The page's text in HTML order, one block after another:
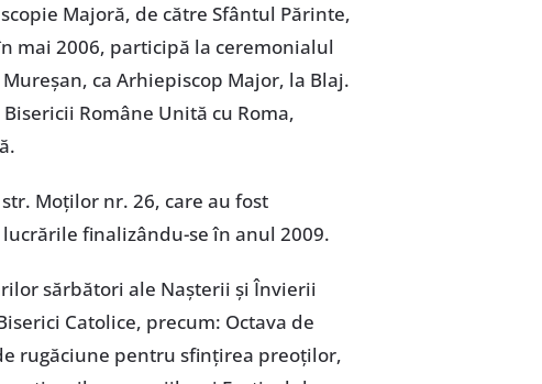
Majoră, de către Sfântul Părinte,
mai 2006, participă la ceremonialul
ca Arhiepiscop Major, la Blaj.
Române Unită cu Roma,
Moților nr. 26, care au fost
finalizându-se în anul 2009.
sărbători ale Nașterii și Învierii
Catolice, precum: Octava de
rugăciune pentru sfințirea preoților,